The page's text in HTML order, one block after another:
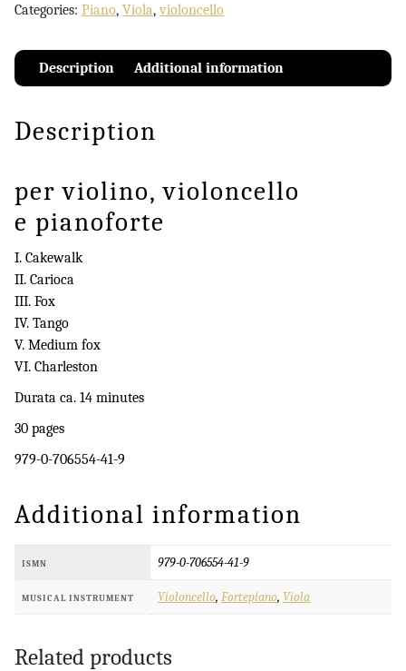
Categories: Piano, Viola,violoncello
Description Additional information
Description
per violino, violoncello
e pianoforte
I. Cakewalk
II. Carioca
III. Fox
IV. Tango
V. Medium fox
VI. Charleston
Durata ca. 14 minutes
30 pages
979-0-706554-41-9
Additional information
ISMN 979-0-706554-41-9
MUSICAL INSTRUMENT Violoncello, Fortepiano, Viola
Related products